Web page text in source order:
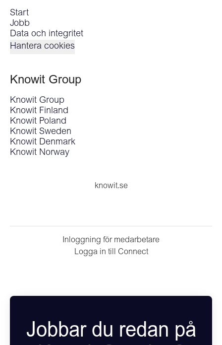
Start
Jobb
Data och integritet
Hantera cookies
Knowit Group
Knowit Group
Knowit Finland
Knowit Poland
Knowit Sweden
Knowit Denmark
Knowit Norway
knowit.se
Inloggning för medarbetare
Logga in till Connect
Jobbar du redan på